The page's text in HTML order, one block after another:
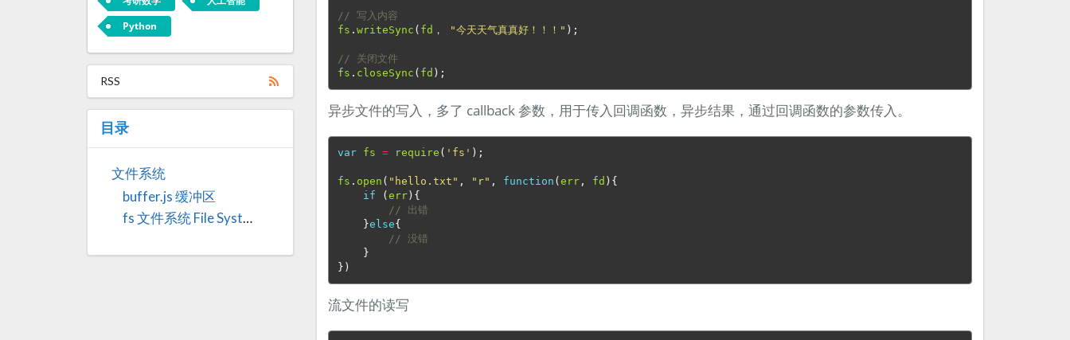
Python
RSS
目录
文件系统
buffer.js 缓冲区
fs 文件系统 File System
// 写入内容
fs .writeSync ( fd ， "今天天气真真好！！！" );
// 关闭文件
fs . closeSync ( fd );
异步文件的写入，多了 callback 参数，用于传入回调函数，异步结果，通过回调函数的参数传入。
var fs = require ( 'fs' );
fs . open ( "hello.txt" , "r" , function (err , fd ){
if
(err ){
// 出错
}else{
// 没错
}
})
流文件的读写